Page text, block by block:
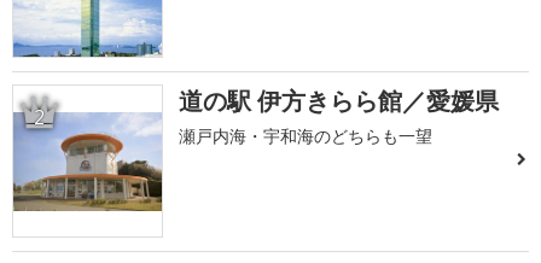
2 道の駅 伊方きらら館／愛媛県
瀬戸内海・宇和海のどちらも一望